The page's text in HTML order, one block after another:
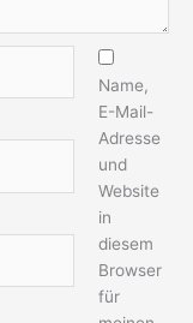
Name,
E-Mail-
Adresse
und
Website
in
diesem
Browser
für